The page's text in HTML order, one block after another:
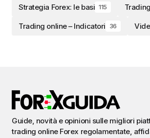
Strategia Forex: le basi 115
Trading online – Indicatori 36
Guide, novità e opinioni sulle migliori
trading online Forex regolamentate,